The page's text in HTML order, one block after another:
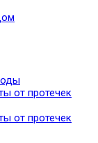
от протечек
от протечек